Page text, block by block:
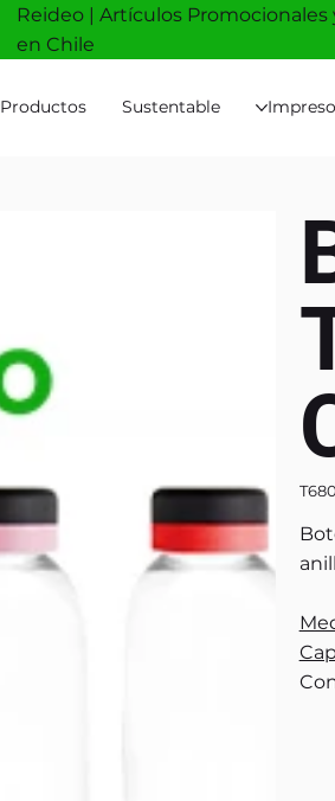
Productos Sustentable
Reideo | Artículos Promocionales
en Chile